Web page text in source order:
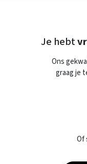
Je hebt
Ons
graag je
Of